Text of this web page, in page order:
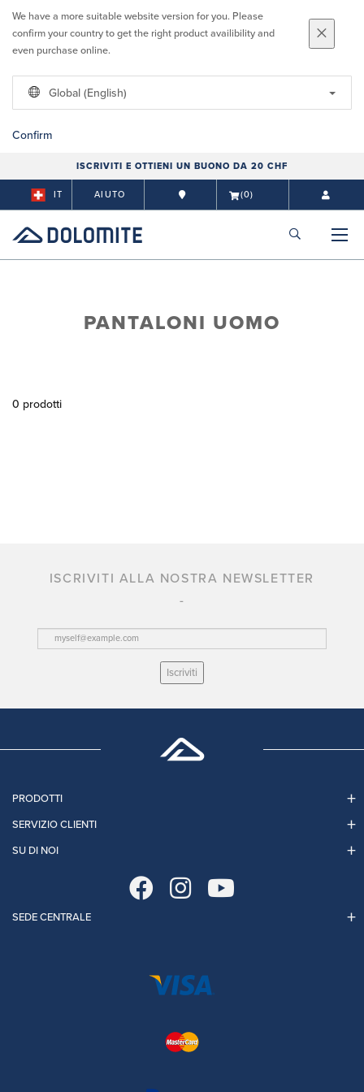
We have a more suitable website version for you. Please
confirm your country to get the right product availibility and
even purchase online.
Global (English)
Confirm
ISCRIVITI E OTTIENI UN BUONO DA 20 CHF
IT AIUTO (0)
PANTALONI UOMO
0 prodotti
ISCRIVITI ALLA NOSTRA NEWSLETTER
Iscriviti
PRODOTTI
SERVIZIO CLIENTI
SU DI NOI
SEDE CENTRALE